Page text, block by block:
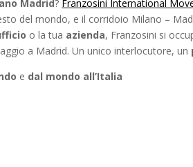
Madrid? Franzosini International
del mondo, e il corridoio Milano –
o la tua azienda, Franzosini si
a Madrid. Un unico interlocutore, un
e dal mondo all’Italia